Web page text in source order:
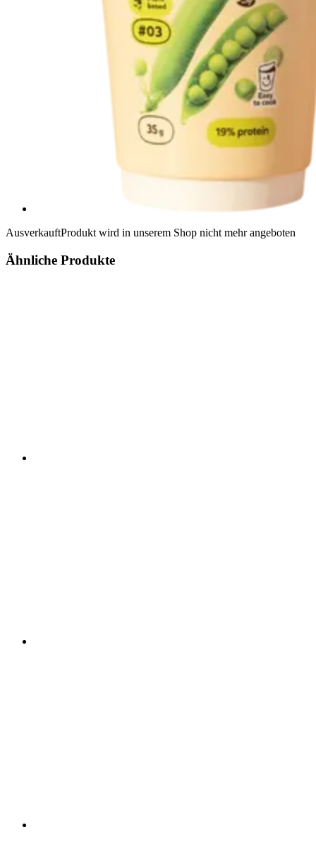
AusverkauftProdukt wird in unserem Shop nicht mehr angeboten
Ähnliche Produkte